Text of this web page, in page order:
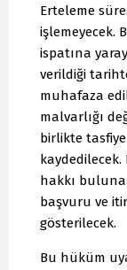
Erteleme
işlemeyecek.
ispatına
verildiği
muhafaza
malvarlığı
birlikte
hakkı
başvuru ve
gösterilecek.
Bu hüküm